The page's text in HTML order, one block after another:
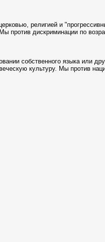
религией и
против дискриминации по
собственного языка или
культуру. Мы против